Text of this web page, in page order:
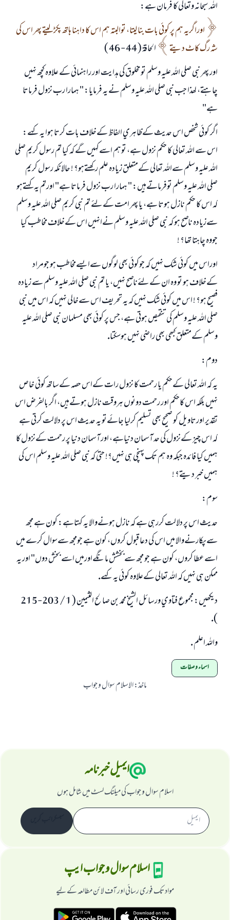
اللہ سبحانہ وتعالي كا فرمان ہے:
اوراگريہ ہم پر كوئي بات بنا ليتا، توالبتہ ہم اس كا داہنا ہاتھ پكڑ ليتے پھر اس كي
شہ رگ كاٹ ديتے
الحاقۃ ( 44 - 46 )
اور پھر نبي صلى اللہ عليہ وسلم تو مخلوق كي ہدايت اور راہنمائي كے علاوہ كچھ نہيں
چاہتے، لھذا جب نبي صلى اللہ عليہ وسلم نے يہ فرمايا: " ہمارا رب نزول فرماتا
ہے"
اگر كوئي شخص اس حديث كےظاہري الفاظ كےخلاف بات كرتا ہوا يہ كہے:
اس سے اللہ تعالي كا حكم نزول ہے، توہم اسےكہيں گے كہ كيا تم رسول كريم صلي
اللہ عليہ وسلم سےاللہ تعالي كےمتعلق زيادہ علم ركھتےہو؟ ! حالانكہ رسول كريم
صلي اللہ عليہ وسلم توفرماتےہيں: " ہمارا رب نزول فرماتا ہے" اورتم يہ كہتےہو
كہ اس كا حكم نازل ہوتا ہے، يا پھر امت كےلئے تم نبي كريم صلى اللہ عليہ وسلم
سےزيادہ ناصح ہو كہ نبي صلي اللہ عليہ وسلم نےانہيں اس كےخلاف مخاطب كيا
جووہ چاہتا تھا؟ !
اوراس ميں كوئي شك نہيں كہ جوكوئي بھي لوگوں سےايسےمخاطب ہو جومراد
كےخلاف ہو تو وہ ان كےلئےناصح نہيں، يا تم نبي صلي اللہ عليہ وسلم سے زيادہ
فصيح ہو؟ ! اس ميں كوئي شك نہيں كہ يہ تحريف اس سےخالي نہيں كہ اس ميں نبي
صلي اللہ عليہ وسلم كي تنقيص ہوتي ہے، جس پر كوئي بھي مسلمان نبي صلي اللہ عليہ
وسلم كےمتعلق كبھي بھي راضي نہيں ہوسكتا.
دوم:
يہ كہ اللہ تعالي كےحكم يا رحمت كا نزول رات كےاس حصہ كےساتھ كوئي خاص
نہيں بلكہ اس كاحكم اور رحمت دونوں ہروقت نازل ہوتےہيں، اگر بالفرض اس
تقدير اورتاويل كو صحيح بھي تسليم كرليا جائےتو يہ حديث اس پر دلالت كرتي ہے
كہ اس چيز كےنزول كي حد آسمان دنياہے، اور آسمان دنيا پر رحمت كےنزول كا
ہميں كيا فائدہ جبكہ وہ ہم تك پہنچي ہي نہيں؟! حتي كہ نبي صلي اللہ عليہ وسلم اس كي
ہميں خبر ديتے؟ !
سوم:
حديث اس پر دلالت كررہي ہے كہ نازل ہونےوالا يہ كہتاہے: كون ہے مجھ
سےپكارنےوالا ميں اس كي دعا قبول كروں، كون ہے جومجھ سےسوال كرے ميں
اسے عطا كروں، كون ہے جو مجھ سےبخشش مانگےاورميں اسے بخش دوں" اور يہ
ممكن ہي نہيں كہ اللہ تعالي كےعلاوہ كوئي يہ كہے.
ديكھيں: مجموع فتاوي ورسائل الشيخ محمد بن صالح الثيمين ( 1 / 203-215
).
واللہ اعلم .
اسماء و صفات
ماخذ:الاسلام سوال و جواب
ایمیل خبرنامہ
اسلام سوال و جواب کی میلنگ لسٹ میں شامل ہوں
اسلام سوال و جواب ایپ
مواد تک فوری رسائی اور آف لائن مطالعہ کے لیے